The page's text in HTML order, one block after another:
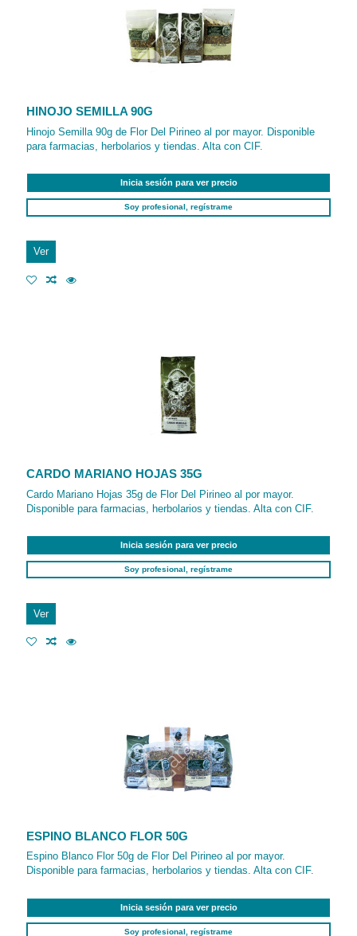
HINOJO SEMILLA 90G
Hinojo Semilla 90g de Flor Del Pirineo al por mayor. Disponible
para farmacias, herbolarios y tiendas. Alta con CIF.
Inicia sesión para ver precio
Soy profesional, regístrame
Ver
CARDO MARIANO HOJAS 35G
Cardo Mariano Hojas 35g de Flor Del Pirineo al por mayor.
Disponible para farmacias, herbolarios y tiendas. Alta con CIF.
Inicia sesión para ver precio
Soy profesional, regístrame
Ver
ESPINO BLANCO FLOR 50G
Espino Blanco Flor 50g de Flor Del Pirineo al por mayor.
Disponible para farmacias, herbolarios y tiendas. Alta con CIF.
Inicia sesión para ver precio
Soy profesional, regístrame